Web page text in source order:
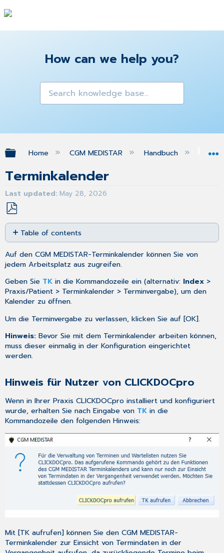
How can we help you?
Expand/collapse global hierarchy
Home CGM MEDISTAR Handbuch
Terminkalender
Last updated May 28, 2026
Save
as
PDF
Table of contents
für
Nutzer
von
CLICKDOCpro
Auf den CGM MEDISTAR-Terminkalender können Sie von
jedem Arbeitsplatz aus zugreifen.
Geben Sie TK in die Kommandozeile ein (alternativ: Index >
Praxis/Patient > Terminkalender > Terminvergabe), um den
Kalender zu öffnen.
Um die Terminvergabe zu verlassen, klicken Sie auf [OK].
Hinweis:Bevor Sie mit dem Terminkalender arbeiten können,
muss dieser einmalig in derKonfiguration eingerichtet
werden.
Hinweis für Nutzer von CLICKDOCpro
Wenn in Ihrer PraxisCLICKDOCpro installiert und konfiguriert
wurde, erhalten Sie nach Eingabe von TK in die
Kommandozeile den folgenden Hinweis:
Mit [TK aufrufen] können Sie den CGM MEDISTAR-
Terminkalender zur Einsicht von Termindaten in der